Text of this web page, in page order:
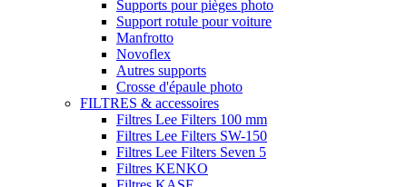
Supports pour pièges photo
Support rotule pour voiture
Manfrotto
Novoflex
Autres supports
Crosse d'épaule photo
FILTRES & accessoires
Filtres Lee Filters 100 mm
Filtres Lee Filters SW-150
Filtres Lee Filters Seven 5
Filtres KENKO